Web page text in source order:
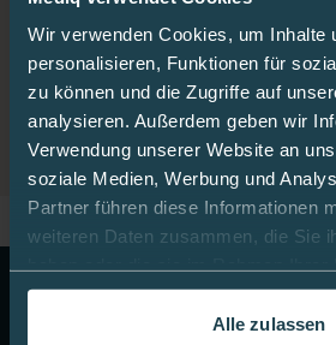
Wir verwenden Cookies, um Inhalte
personalisieren, Funktionen für
zu können und die Zugriffe auf
analysieren. Außerdem geben wir
Verwendung unserer Website an
soziale Medien, Werbung und
Partner führen diese Informationen
weiteren Daten zusammen, die Sie
gesammelt haben.
Alle zulassen
inkl. 19% MwSt.,zzgl.
Details ansehen
10 Euro Gutschein!Abonnieren Sie
& erhalten Sie einen Gutschein im